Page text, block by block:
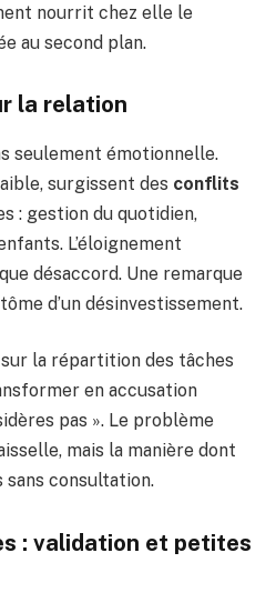
nourrit chez elle le
au second plan.
la relation
seulement émotionnelle.
surgissent des conflits
: gestion du quotidien,
L’éloignement
désaccord. Une remarque
d’un désinvestissement.
la répartition des tâches
en accusation
pas ». Le problème
mais la manière dont
sans consultation.
: validation et petites